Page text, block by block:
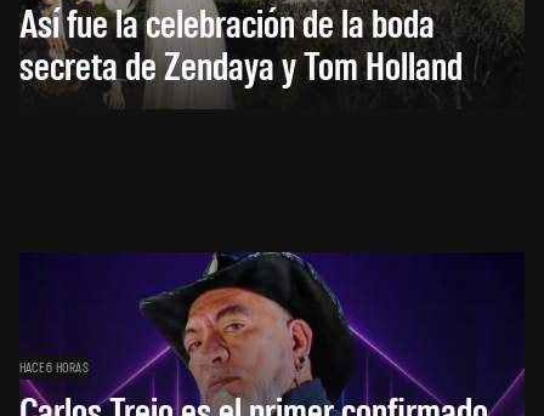
Así fue la celebración de la boda
secreta de Zendaya y Tom Holland
HACE 6 HORAS